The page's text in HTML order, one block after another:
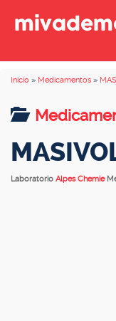
Inicio » Medicamentos »
Laboratorio Alpes Chemie